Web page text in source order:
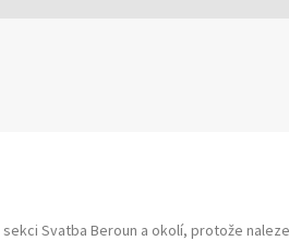
Svatba Beroun a okolí, protože